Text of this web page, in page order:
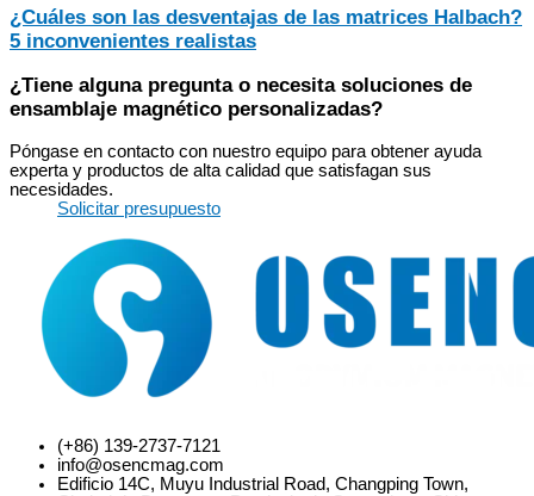
¿Cuáles son las desventajas de las matrices Halbach?
5 inconvenientes realistas
¿Tiene alguna pregunta o necesita soluciones de
ensamblaje magnético personalizadas?
Póngase en contacto con nuestro equipo para obtener ayuda
experta y productos de alta calidad que satisfagan sus
necesidades.
Solicitar presupuesto
(+86) 139-2737-7121
info@osencmag.com
Edificio 14C, Muyu Industrial Road, Changping Town,